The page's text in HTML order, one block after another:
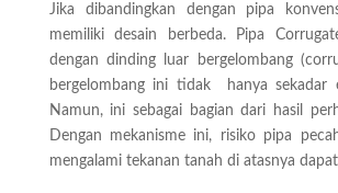
Jika dibandingkan dengan pipa
memiliki desain berbeda. Pipa
dengan dinding luar bergelombang
bergelombang ini tidak hanya sekadar
Namun, ini sebagai bagian dari hasil
Dengan mekanisme ini, risiko pipa
mengalami tekanan tanah di atasnya